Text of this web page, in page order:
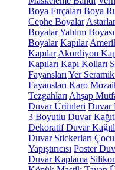
Boya Fırçaları Boya
Cephe Boyalar Astarlar
BoyalarYalıtım Boyası
Boyalar Kapılar
Kapılar Akordiyon
Kapıları Kapı Kolları
Fayansları Yer
Fayansları Karo
Tezgahları Ahşap
Duvar Ürünleri Duvar
3 Boyutlu Duvar
Dekoratif Duvar
Duvar Stickerları
Yapıştırıcısı Poster
Duvar Kaplama